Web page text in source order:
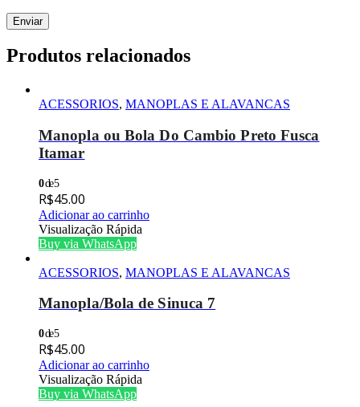
Produtos relacionados
ACESSORIOS, MANOPLAS E ALAVANCAS
Manopla ou Bola Do Cambio Preto Fusca
Itamar
0de 5
R$45.00
Adicionar ao carrinho
Visualização Rápida
Buy via WhatsApp
ACESSORIOS, MANOPLAS E ALAVANCAS
Manopla/Bola de Sinuca 7
0de 5
R$45.00
Adicionar ao carrinho
Visualização Rápida
Buy via WhatsApp